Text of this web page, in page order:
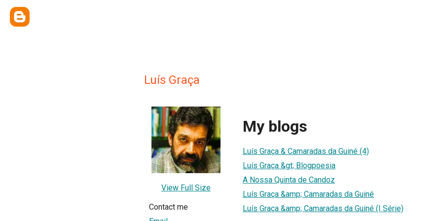
Luís Graça
View Full Size
Contact me
My blogs
Luís Graça & Camaradas da Guiné (4)
Luís Graça &gt; Blogpoesia
A Nossa Quinta de Candoz
Luís Graça &amp; Camaradas da Guiné
Luís Graça &amp; Camaradas da Guiné (I Série)